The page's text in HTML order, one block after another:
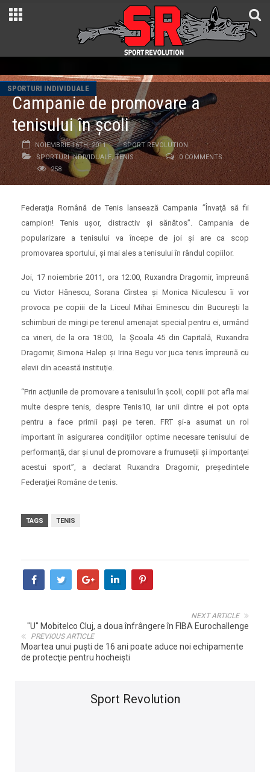
SPORTURI INDIVIDUALE
Campanie de promovare a
tenisului în şcoli
NOIEMBRIE 16TH, 2011
SPORT REVOLUTION
SPORTURI INDIVIDUALE,TENIS
0 COMMENTS
258
Federaţia Română de Tenis lansează Campania ”Învaţă să fii
campion! Tenis uşor, distractiv şi sănătos”. Campania de
popularizare a tenisului va începe de joi şi are ca scop
promovarea sportului, şi mai ales a tenisului în rândul copiilor.
Joi, 17 noiembrie 2011, ora 12:00, Ruxandra Dragomir, împreună
cu Victor Hănescu, Sorana Cîrstea şi Monica Niculescu îi vor
provoca pe copiii de la Liceul Mihai Eminescu din Bucureşti la
schimburi de mingi pe terenul amenajat special pentru ei, urmând
ca vineri, de la ora 18:00, la Şcoala 45 din Capitală, Ruxandra
Dragomir, Simona Halep şi Irina Begu vor juca tenis împreună cu
elevii din această instituţie.
“Prin acţiunile de promovare a tenisului în şcoli, copiii pot afla mai
multe despre tenis, despre Tenis10, iar unii dintre ei pot opta
pentru a face primii paşi pe teren. FRT şi-a asumat un rol
important în asigurarea condiţiilor optime necesare tenisului de
performanţă, dar şi unul de promovare a frumuseţii şi importanţei
acestui sport”, a declarat Ruxandra Dragomir, preşedintele
Federaţiei Române de tenis.
TAGS TENIS
NEXT ARTICLE
"U" Mobitelco Cluj, a doua înfrângere în FIBA Eurochallenge
PREVIOUS ARTICLE
Moartea unui puşti de 16 ani poate aduce noi echipamente
de protecţie pentru hocheişti
Sport Revolution